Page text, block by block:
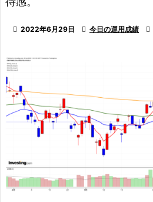
 2022年6月29日  今日の運用成績 